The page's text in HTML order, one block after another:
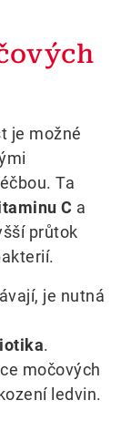
je možné
Ta
C a
průtok
je nutná
.
močových
ledvin.